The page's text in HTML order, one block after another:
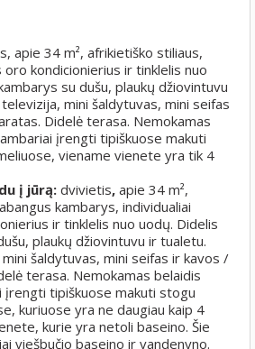
apie 34 m², afrikietiško stiliaus,
oro kondicionierius ir tinklelis nuo
su dušu, plaukų džiovintuvu
mini šaldytuvas, mini seifas
Didelė terasa. Nemokamas
įrengti tipiškuose makuti
viename vienete yra tik 4
į jūrą: dvivietis, apie 34 m²,
kambarys, individualiai
ir tinklelis nuo uodų. Didelis
plaukų džiovintuvu ir tualetu.
šaldytuvas, mini seifas ir kavos /
terasa. Nemokamas belaidis
įrengti tipiškuose makuti stogu
kuriuose yra ne daugiau kaip 4
kurie yra netoli baseino. Šie
viešbučio baseino ir vandenyno.